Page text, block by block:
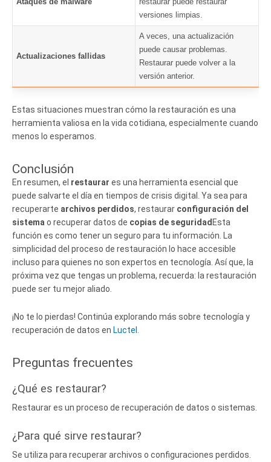
Ataques de malware
restaurar puede restaurar
versiones limpias.
Actualizaciones fallidas
A veces, una actualización
puede causar problemas.
Restaurar puede volver a la
versión anterior.
Estas situaciones muestran cómo la restauración es una
herramienta valiosa en la vida cotidiana, especialmente cuando
menos lo esperamos.
Conclusión
En resumen, el restaurar es una herramienta esencial que
puede salvarte el día en tiempos de crisis digital. Ya sea para
recuperarte archivos perdidos, restaurar configuración del
sistema o recuperar datos de copias de seguridadEsta
función es como tener un seguro para tu información. La
simplicidad del proceso de restauración lo hace accesible
incluso para quienes no son expertos en tecnología. Así que, la
próxima vez que tengas un problema, recuerda: la restauración
puede ser tu mejor aliado.
¡No te lo pierdas! Continúa explorando más sobre tecnología y
recuperación de datos en Luctel
Preguntas frecuentes
¿Qué es restaurar?
Restaurar es un proceso de recuperación de datos o sistemas.
¿Para qué sirve restaurar?
Se utiliza para recuperar archivos o configuraciones perdidos.